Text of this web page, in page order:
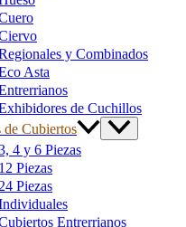
y Combinados
Asta
de Cuchillos
de Cubiertos
4 y 6 Piezas
12 Piezas
24 Piezas
Entrerrianos